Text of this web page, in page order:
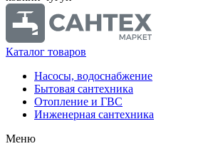
Каталог товаров
Насосы, водоснабжение
Бытовая сантехника
Отопление и ГВС
Инженерная сантехника
Меню